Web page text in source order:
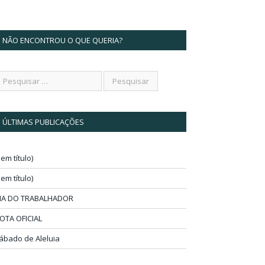
NÃO ENCONTROU O QUE QUERIA?
ÚLTIMAS PUBLICAÇÕES
título)
título)
DO TRABALHADOR
OFICIAL
de Aleluia